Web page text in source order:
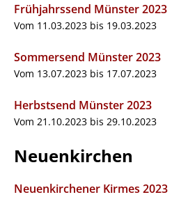
Frühjahrssend Münster 2023
Vom 11.03.2023 bis 19.03.2023
Sommersend Münster 2023
Vom 13.07.2023 bis 17.07.2023
Herbstsend Münster 2023
Vom 21.10.2023 bis 29.10.2023
Neuenkirchen
Neuenkirchener Kirmes 2023